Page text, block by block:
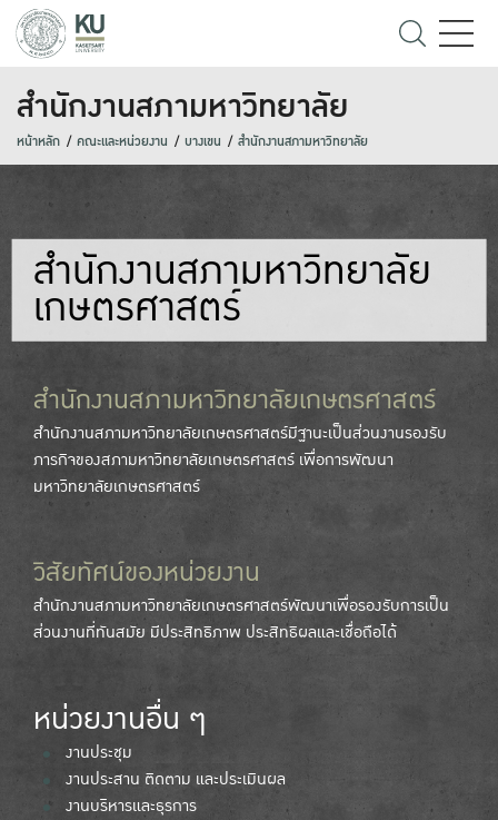
สำนักงานสภามหาวิทยาลัย
หน้าหลัก คณะและหน่วยงาน บางเขน สำนักงานสภามหาวิทยาลัย
สำนักงานสภามหาวิทยาลัย
เกษตรศาสตร์
สำนักงานสภามหาวิทยาลัยเกษตรศาสตร์
สำนักงานสภามหาวิทยาลัยเกษตรศาสตร์มีฐานะเป็นส่วนงานรองรับ
ภารกิจของสภามหาวิทยาลัยเกษตรศาสตร์ เพื่อการพัฒนา
มหาวิทยาลัยเกษตรศาสตร์
วิสัยทัศน์ของหน่วยงาน
สำนักงานสภามหาวิทยาลัยเกษตรศาสตร์พัฒนาเพื่อรองรับการเป็น
ส่วนงานที่ทันสมัย มีประสิทธิภาพ ประสิทธิผลและเชื่อถือได้
หน่วยงานอื่น ๆ
งานประชุม
งานประสาน ติดตาม และประเมินผล
งานบริหารและธุรการ